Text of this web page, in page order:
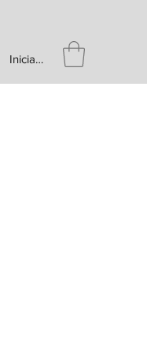
Iniciar sesión